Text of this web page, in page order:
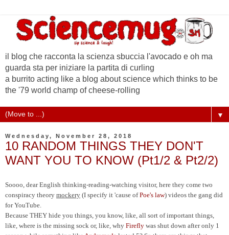
il blog che racconta la scienza sbuccia l'avocado e oh ma
guarda sta per iniziare la partita di curling
a burrito acting like a blog about science which thinks to be
the '79 world champ of cheese-rolling
▼
Wednesday, November 28, 2018
10 RANDOM THINGS THEY DON'T
WANT YOU TO KNOW (Pt1/2 & Pt2/2)
Soooo, dear English thinking-reading-watching visitor, here they come two
conspiracy theory mockery (I specify it 'cause ofPoe's law) videos the gang did
for YouTube.
Because THEY hide you things, you know, like, all sort of important things,
like, where is the missing sock or, like, why Firefly was shut down after only 1